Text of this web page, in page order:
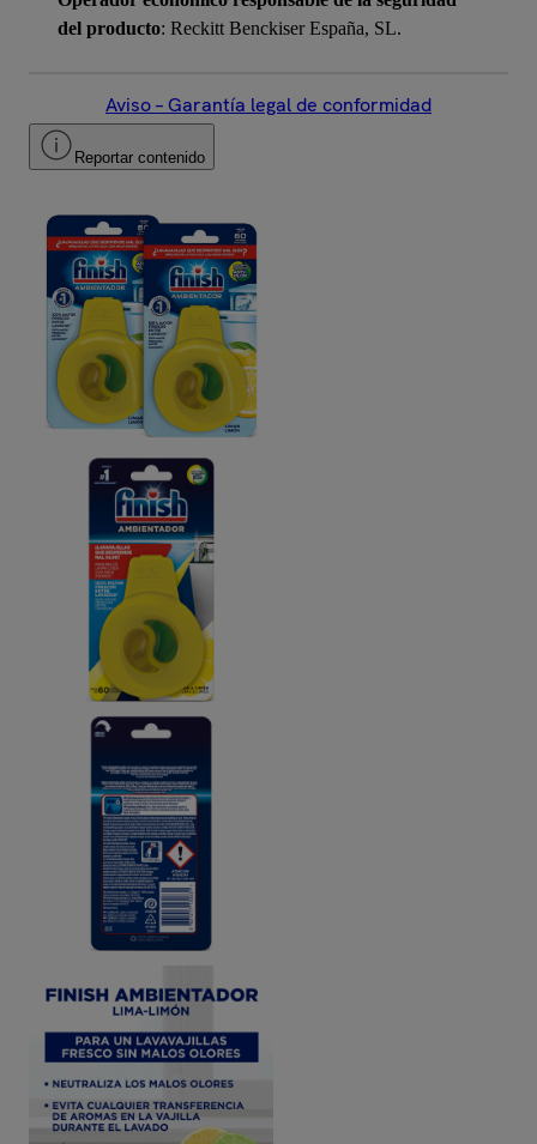
del producto: Reckitt Benckiser España, SL.
Aviso – Garantía legal de conformidad
Reportar contenido